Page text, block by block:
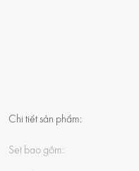
Chi tiết sản phẩm:
Set bao gồm: